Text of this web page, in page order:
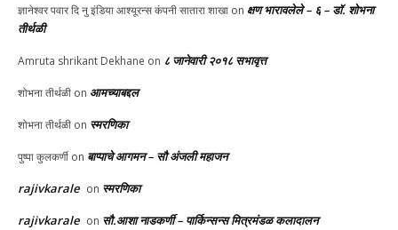
ज्ञानेश्वर पवार दि नु इंडिया आश्यूरन्स कंपनी सातारा शाखा on क्षण भारावलेले – ६ – डॉ. शोभना
तीर्थळी
Amruta shrikant Dekhane on ८ जानेवारी २०१८ सभावृत्त
शोभना तीर्थळी on आमच्याबद्दल
शोभना तीर्थळी on स्मरणिका
पुष्पा कुलकर्णी on बाप्पाचे आगमन – सौ अंजली महाजन
rajivkarale on स्मरणिका
rajivkarale on सौ.आशा नाडकर्णी – पार्किन्सन्स मित्रमंडळ कलादालन